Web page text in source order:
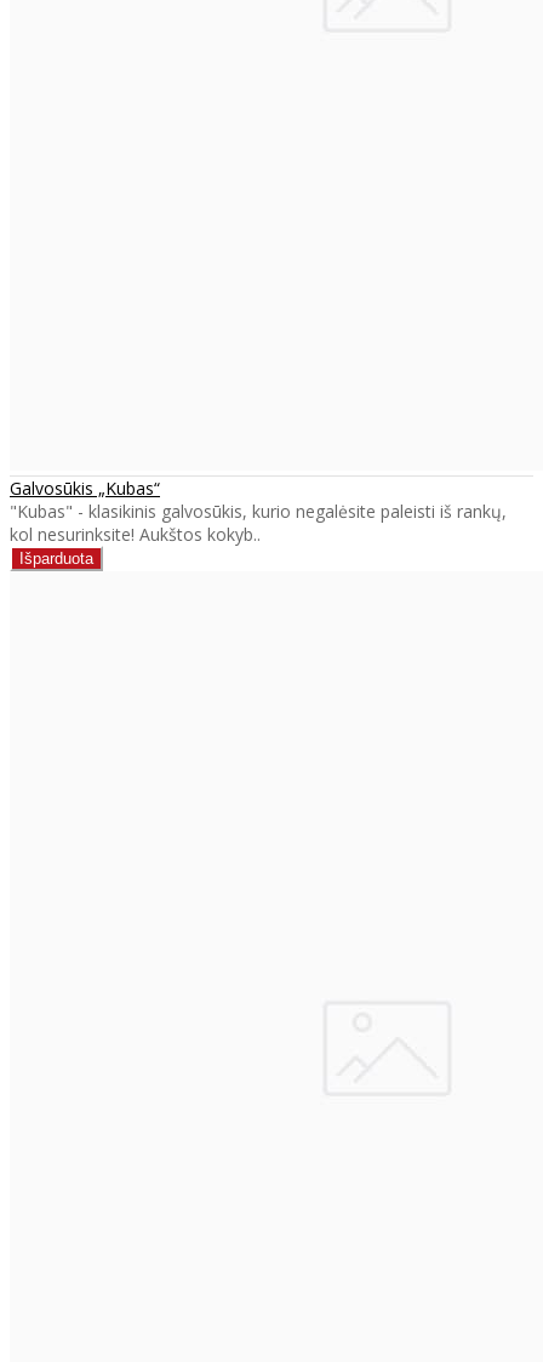
Galvosūkis „Kubas“
"Kubas" - klasikinis galvosūkis, kurio negalėsite paleisti iš rankų,
kol nesurinksite! Aukštos kokyb..